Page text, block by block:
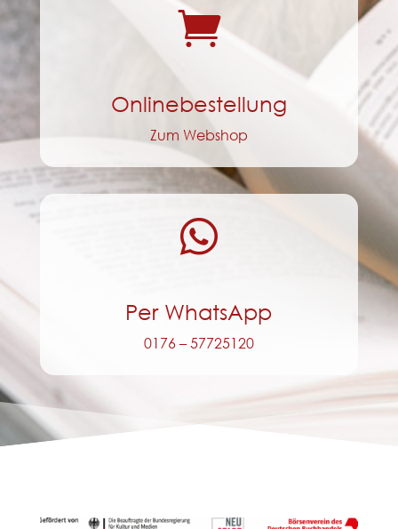

Onlinebestellung
Zum Webshop

Per WhatsApp
0176 – 57725120